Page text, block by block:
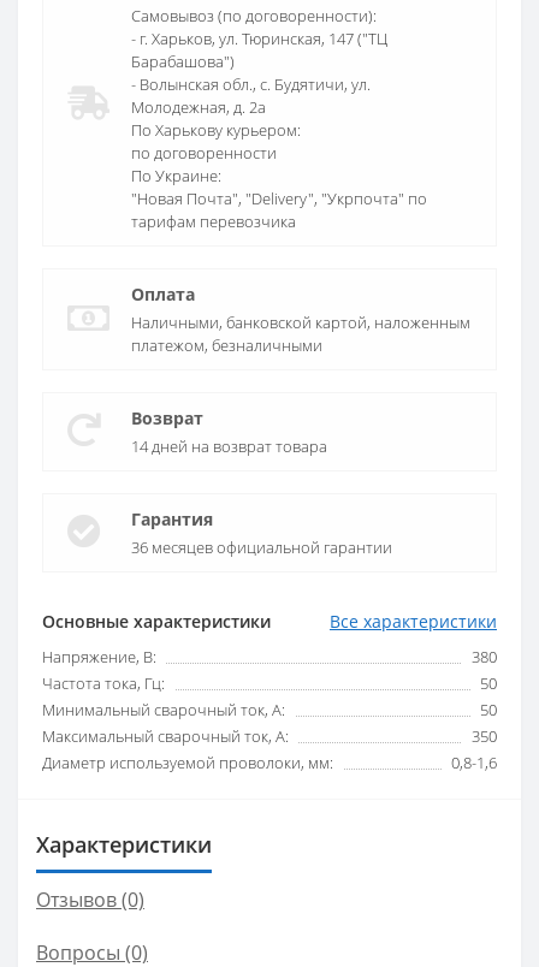
Основные характеристики Все характеристики
Напряжение, В:
380
Частота тока, Гц:
50
Минимальный сварочный ток, А:
50
Максимальный сварочный ток, А:
350
Диаметр используемой проволоки, мм:
0,8-1,6
Самовывоз (по договоренности):
- г. Харьков, ул. Тюринская, 147 ("ТЦ
Барабашова")
- Волынская обл., c. Будятичи, ул.
Молодежная, д. 2а
По Харькову курьером:
по договоренности
По Украине:
"Новая Почта", "Delivery", "Укрпочта" по
тарифам перевозчика
Оплата
Наличными, банковской картой, наложенным
платежом, безналичными
Возврат
14 дней на возврат товара
Гарантия
36 месяцев официальной гарантии
Характеристики
Отзывов (0)
Вопросы (0)